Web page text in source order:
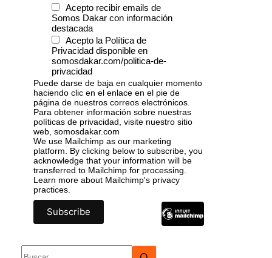
Acepto recibir emails de
Somos Dakar con información
destacada
Acepto la Política de
Privacidad disponible en
somosdakar.com/politica-de-
privacidad
Puede darse de baja en cualquier momento
haciendo clic en el enlace en el pie de
página de nuestros correos electrónicos.
Para obtener información sobre nuestras
políticas de privacidad, visite nuestro sitio
web, somosdakar.com
We use Mailchimp as our marketing
platform. By clicking below to subscribe, you
acknowledge that your information will be
transferred to Mailchimp for processing.
Learn more about Mailchimp's privacy
practices.